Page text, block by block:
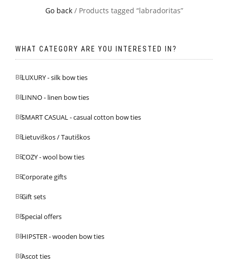
Go back/ Products tagged “labradoritas”
WHAT CATEGORY ARE YOU INTERESTED IN?
LUXURY - silk bow ties
LINNO - linen bow ties
SMART CASUAL - casual cotton bow ties
Lietuviškos / Tautiškos
COZY - wool bow ties
Corporate gifts
Gift sets
Special offers
HIPSTER - wooden bow ties
Ascot ties